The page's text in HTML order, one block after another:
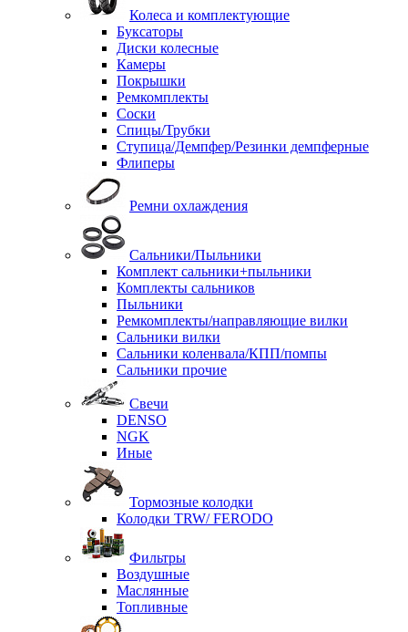
Колеса и комплектующие
Буксаторы
Диски колесные
Камеры
Покрышки
Ремкомплекты
Соски
Спицы/Трубки
Ступица/Демпфер/Резинки демпферные
Флиперы
Ремни охлаждения
Сальники/Пыльники
Комплект сальники+пыльники
Комплекты сальников
Пыльники
Ремкомплекты/направляющие вилки
Сальники вилки
Сальники коленвала/КПП/помпы
Сальники прочие
Свечи
DENSO
NGK
Иные
Тормозные колодки
Колодки TRW/ FERODO
Фильтры
Воздушные
Маслянные
Топливные